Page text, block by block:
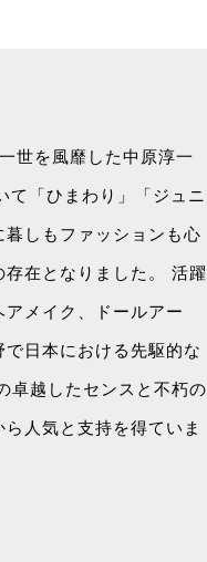
世を風靡した中原淳一
て「ひまわり」「ジュニ
しもファッションも心
在となりました。 活躍
メイク、ドールアー
日本における先駆的な
卓越したセンスと不朽の
人気と支持を得ていま